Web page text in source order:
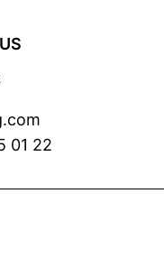
01 22